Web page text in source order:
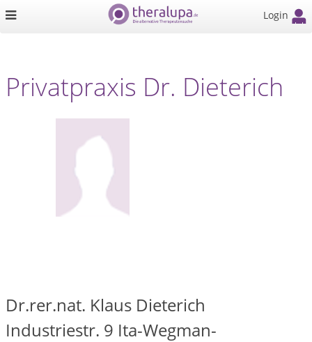
Login
Privatpraxis Dr. Dieterich
Dr.rer.nat. Klaus Dieterich
Industriestr. 9 Ita-Wegman-